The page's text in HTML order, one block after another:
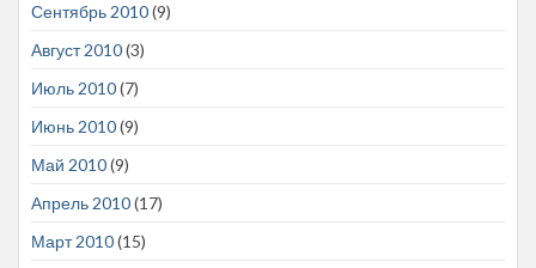
Сентябрь 2010(9)
Август 2010(3)
Июль 2010(7)
Июнь 2010(9)
Май 2010(9)
Апрель 2010(17)
Март 2010(15)